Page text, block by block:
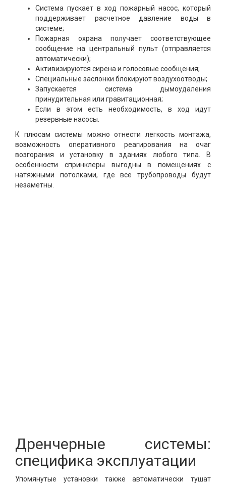
Система пускает в ход пожарный насос, который
поддерживает расчетное давление воды в
системе;
Пожарная охрана получает соответствующее
сообщение на центральный пульт (отправляется
автоматически);
Активизируются сирена и голосовые сообщения;
Специальные заслонки блокируют воздухоотводы;
Запускается система дымоудаления
принудительная или гравитационная;
Если в этом есть необходимость, в ход идут
резервные насосы.
К плюсам системы можно отнести легкость монтажа,
возможность оперативного реагирования на очаг
возгорания и установку в зданиях любого типа. В
особенности спринклеры выгодны в помещениях с
натяжными потолками, где все трубопроводы будут
незаметны.
Дренчерные системы:
специфика эксплуатации
Упомянутые установки также автоматически тушат